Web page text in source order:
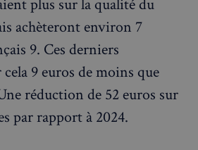
plus sur la qualité du
achèteront environ 7
9. Ces derniers
9 euros de moins que
réduction de 52 euros sur
par rapport à 2024.